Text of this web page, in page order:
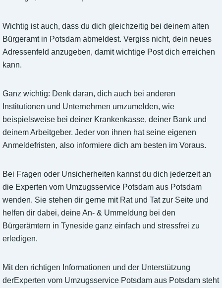
Wichtig ist auch, dass du dich gleichzeitig bei deinem alten
Bürgeramt in Potsdam abmeldest. Vergiss nicht, dein neues
Adressenfeld anzugeben, damit wichtige Post dich erreichen
kann.
Ganz wichtig: Denk daran, dich auch bei anderen
Institutionen und Unternehmen umzumelden, wie
beispielsweise bei deiner Krankenkasse, deiner Bank und
deinem Arbeitgeber. Jeder von ihnen hat seine eigenen
Anmeldefristen, also informiere dich am besten im Voraus.
Bei Fragen oder Unsicherheiten kannst du dich jederzeit an
die Experten vom Umzugsservice Potsdam aus Potsdam
wenden. Sie stehen dir gerne mit Rat und Tat zur Seite und
helfen dir dabei, deine An- & Ummeldung bei den
Bürgerämtern in Tyneside ganz einfach und stressfrei zu
erledigen.
Mit den richtigen Informationen und der Unterstützung
derExperten vom Umzugsservice Potsdam aus Potsdam steht